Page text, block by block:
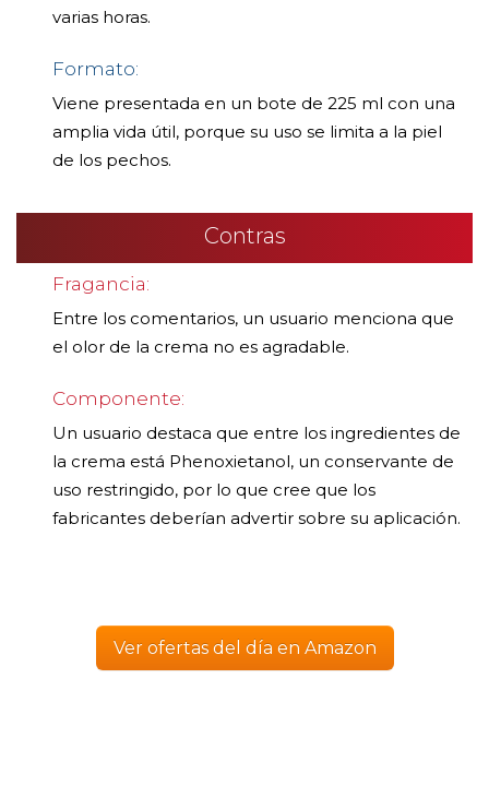
varias horas.
Formato:
Viene presentada en un bote de 225 ml con una
amplia vida útil, porque su uso se limita a la piel
de los pechos.
Contras
Fragancia:
Entre los comentarios, un usuario menciona que
el olor de la crema no es agradable.
Componente:
Un usuario destaca que entre los ingredientes de
la crema está Phenoxietanol, un conservante de
uso restringido, por lo que cree que los
fabricantes deberían advertir sobre su aplicación.
Ver ofertas del día en Amazon